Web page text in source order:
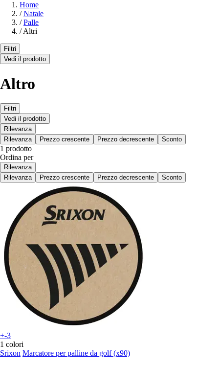
Home
/ Natale
/ Palle
/Altri
Filtri
Vedi il prodotto
Altro
Filtri
Vedi il prodotto
Rilevanza
Rilevanza
Prezzo crescente Prezzo decrescente Sconto
1 prodotto
Ordina per
Rilevanza
Rilevanza
Prezzo crescente Prezzo decrescente Sconto
+-3
1 colori
Srixon Marcatore per palline da golf (x90)